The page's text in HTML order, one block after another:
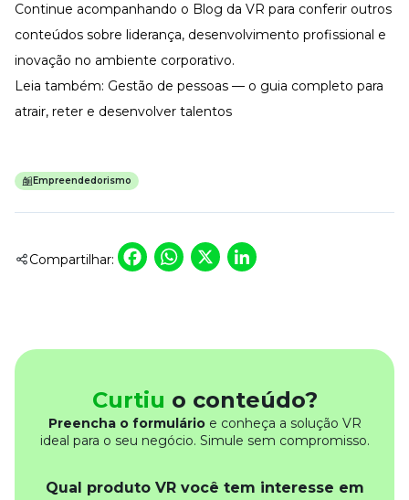
Continue acompanhando o Blog da VR para conferir outros
conteúdos sobre liderança, desenvolvimento profissional e
inovação no ambiente corporativo.
Leia também: Gestão de pessoas — o guia completo para
atrair, reter e desenvolver talentos
Empreendedorismo
Compartilhar: Facebook
WhatsApp
X
Curtiu o conteúdo?
Preencha o formulárioe conheça a solução VR
ideal para o seu negócio. Simule sem compromisso.
Qual produto VR você tem interesse em